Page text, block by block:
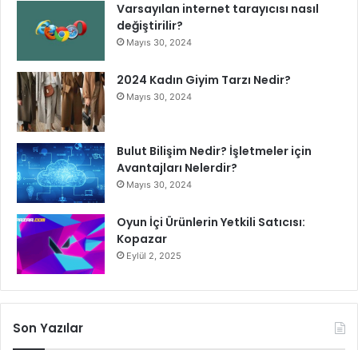
u
y
u
d
u
Varsayılan internet tarayıcısı nasıl
değiştirilir?
Mayıs 30, 2024
2024 Kadın Giyim Tarzı Nedir?
Mayıs 30, 2024
Bulut Bilişim Nedir? İşletmeler için
Avantajları Nelerdir?
Mayıs 30, 2024
Oyun İçi Ürünlerin Yetkili Satıcısı:
Kopazar
Eylül 2, 2025
Son Yazılar